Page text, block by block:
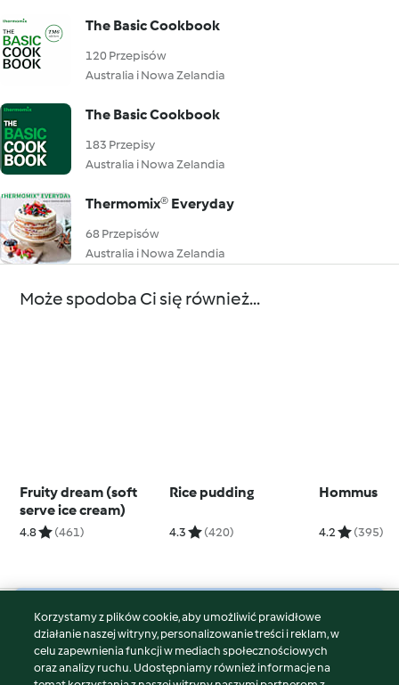
The Basic Cookbook
120 Przepisów
Australia i Nowa Zelandia
The Basic Cookbook
183 Przepisy
Australia i Nowa Zelandia
Thermomix® Everyday
68 Przepisów
Australia i Nowa Zelandia
Może spodoba Ci się również...
Fruity dream (soft
serve ice cream)
4.8 (461)
Rice pudding
4.3 (420)
Hommus
4.2 (395)
© Copyright 2026
Warunki korzystania
Polityka prywatności
Korzystamy z plików cookie, aby umożliwić prawidłowe
działanie naszej witryny, personalizowanie treści i reklam, w
celu zapewnienia funkcji w mediach społecznościowych
oraz analizy ruchu. Udostępniamy również informacje na